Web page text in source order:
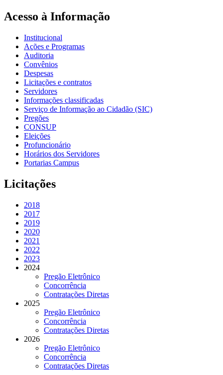
Acesso à Informação
Institucional
Ações e Programas
Auditoria
Convênios
Despesas
Licitações e contratos
Servidores
Informações classificadas
Serviço de Informação ao Cidadão (SIC)
Pregões
CONSUP
Eleições
Profuncionário
Horários dos Servidores
Portarias Campus
Licitações
2018
2017
2019
2020
2021
2022
2023
2024
Pregão Eletrônico
Concorrência
Contratações Diretas
2025
Pregão Eletrônico
Concorrência
Contratações Diretas
2026
Pregão Eletrônico
Concorrência
Contratações Diretas